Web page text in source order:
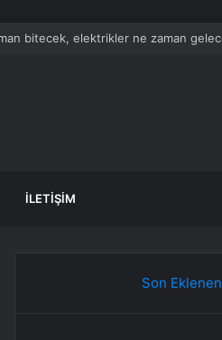
İLETIŞIM
Son Eklenen